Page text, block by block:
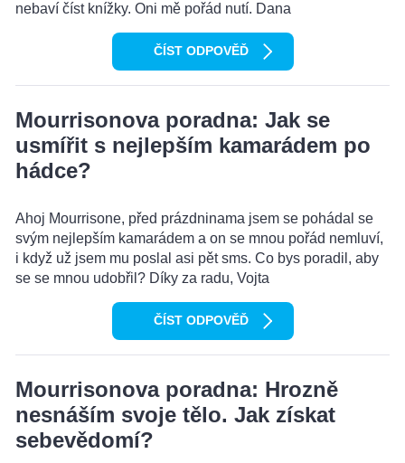
nebaví číst knížky. Oni mě pořád nutí. Dana
ČÍST ODPOVĚĎ
Mourrisonova poradna: Jak se
usmířit s nejlepším kamarádem po
hádce?
Ahoj Mourrisone, před prázdninama jsem se pohádal se
svým nejlepším kamarádem a on se mnou pořád nemluví,
i když už jsem mu poslal asi pět sms. Co bys poradil, aby
se se mnou udobřil? Díky za radu, Vojta
ČÍST ODPOVĚĎ
Mourrisonova poradna: Hrozně
nesnáším svoje tělo. Jak získat
sebevědomí?